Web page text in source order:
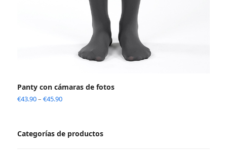
Panty con cámaras de fotos
€43.90– €45.90
Categorías de productos